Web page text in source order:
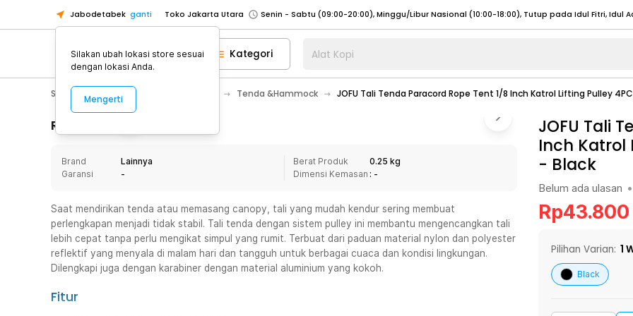
Jabodetabek ganti Toko Jakarta Utara
Toko Tangerang
Toko Cikupa
Pick n Go Jakarta Barat
Senin - Jumat (07:00 - 20:00), Sabtu - Minggu (08:00 - 20:00), Tutup pada Idul Fitri
Pick n Go Bekasi
Senin - Jumat (08:00 - 20:00), Sabtu - Minggu/ Libur Nasional (08:00 - 17:00) Selengkapnya
Senin - Jumat (08:00 - 20:00), Sabtu - Minggu/ Libur Nasional (08:00 - 17:00) Selengkapnya
Senin - Sabtu (09:00-20:00), Minggu/Libur Nasional (12:00-20:00), Tutup pada Idul Fitri
Senin - Sabtu (09:00-20:00), Minggu/Libur Nasional (12:00-20:00), Tutup pada Idul Fitri
Toko Tangerang
Toko Cikupa
Pick n Go Jakarta Barat
Senin - Jumat (07:00 - 20:00), Sabtu - Minggu (08:00 - 20:00), Tutup pada Idul Fitri
Pick n Go Bekasi
Senin - Jumat (08:00 - 20:00), Sabtu - Minggu/ Libur Nasional (08:00 - 17:00) Selengkapnya
Kategori Alat Kopi
Sport & Outdoor Tenda &Hammock JOFU Tali Tenda Paracord Rope Tent 1/8 Inch Katrol Lifting Pulley
Rincian Produk
Brand
Lainnya
Garansi
-
Berat Produk
0.25 kg
Dimensi Kemasan : -
Saat mendirikan tenda atau memasang canopy, tali yang mudah kendur sering membuat
perlengkapan menjadi tidak stabil. Tali tenda dengan sistem pulley ini membantu mengencangkan tali
lebih cepat tanpa perlu mengikat simpul yang rumit. Terbuat dari paduan material nylon dan polyester
reflektif yang menyala di malam hari dan tangguh untuk berbagai cuaca dan kondisi lingkungan.
Dilengkapi juga dengan karabiner dengan material aluminium yang kokoh.
Fitur
JOFU Tali
Inch Katrol
- Black
Belum ada ulasan •
Rp43.800
Pilihan Varian: 1
Black
Silakan ubah lokasi store sesuai
dengan lokasi Anda.
Mengerti